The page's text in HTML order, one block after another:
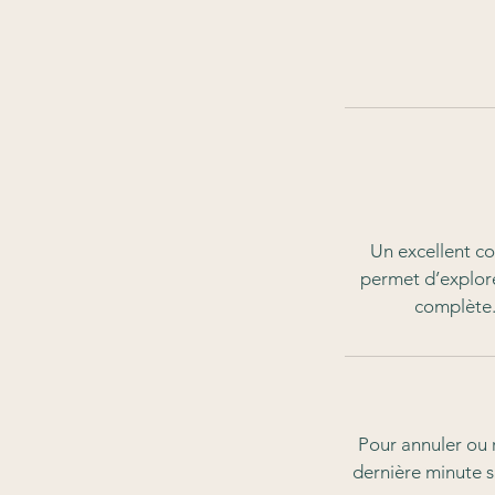
Un excellent
permet
Pour annuler
dernière minute